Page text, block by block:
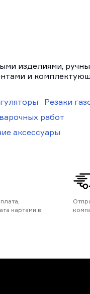
изделиями,
и
Резаки
работ
аксессуары
картами в